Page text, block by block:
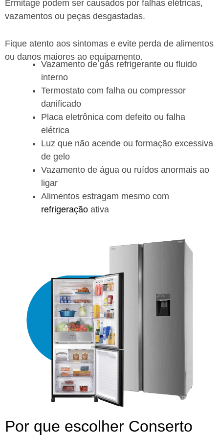
Ermitage podem ser causados por falhas elétricas,
vazamentos ou peças desgastadas.
Fique atento aos sintomas e evite perda de alimentos
ou danos maiores ao equipamento.
Vazamento de gás refrigerante ou fluido
interno
Termostato com falha ou compressor
danificado
Placa eletrônica com defeito ou falha
elétrica
Luz que não acende ou formação excessiva
de gelo
Vazamento de água ou ruídos anormais ao
ligar
Alimentos estragam mesmo com
refrigeração ativa
Por que escolher Conserto